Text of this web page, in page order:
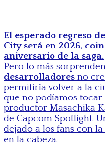
El esperado regreso
City será en 2026,
aniversario de la saga.
Pero lo más
desarrolladores no
permitiría volver a la
que no podíamos tocar
productor Masachika
de Capcom Spotlight.
dejado a los fans con
en la cabeza.